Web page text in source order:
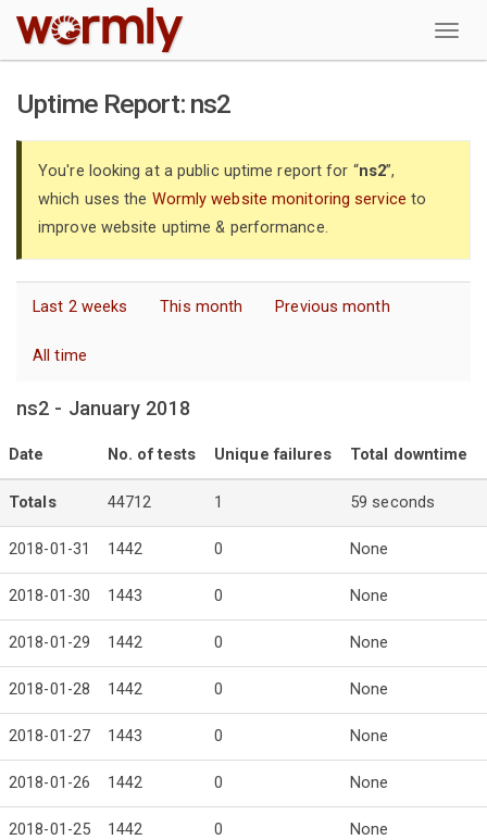
W
Uptime Report: ns2
You're looking at a public uptime report for “ns2”,
which uses the Wormly website monitoring service to
improve website uptime & performance.
Last 2 weeks This month Previous month
All time
ns2 - January 2018
Date No. of tests Unique failures Total downtime
Totals 44712 1 59 seconds
2018-01-31 1442 0 None
2018-01-30 1443 0 None
2018-01-29 1442 0 None
2018-01-28 1442 0 None
2018-01-27 1443 0 None
2018-01-26 1442 0 None
2018-01-25 1442 0 None